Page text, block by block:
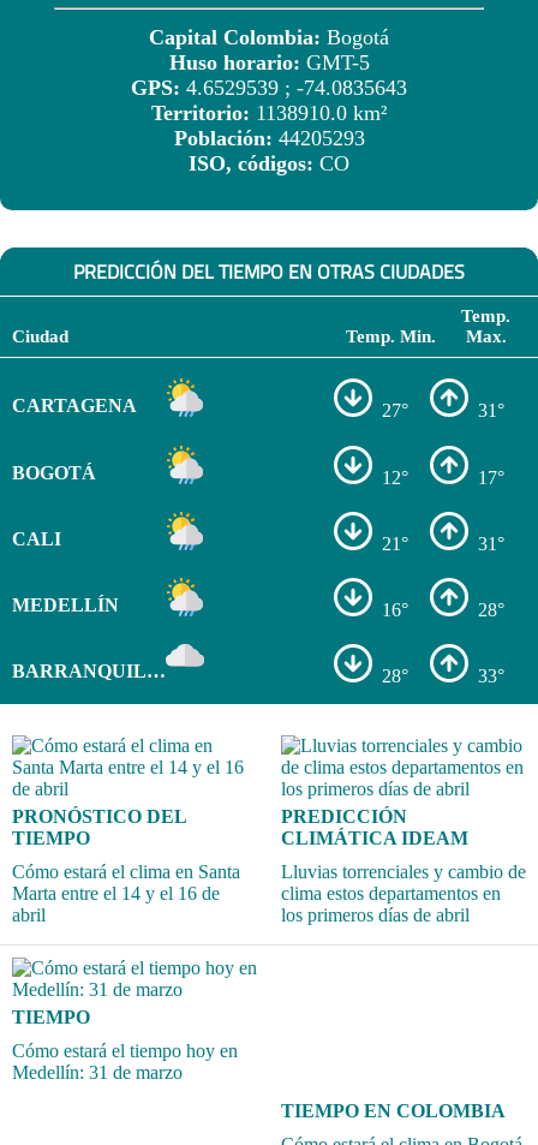
Capital Colombia: Bogotá
Huso horario: GMT-5
GPS: 4.6529539 ; -74.0835643
Territorio: 1138910.0 km²
Población: 44205293
ISO, códigos: CO
PREDICCIÓN DEL TIEMPO EN OTRAS CIUDADES
Ciudad Temp. Min.
Temp.
Max.
CARTAGENA 27° 31°
BOGOTÁ 12° 17°
CALI 21° 31°
MEDELLÍN 16° 28°
BARRANQUILLA 28° 33°
PRONÓSTICO DEL
TIEMPO
Cómo estará el clima en Santa
Marta entre el 14 y el 16 de
abril
PREDICCIÓN
CLIMÁTICA IDEAM
Lluvias torrenciales y cambio de
clima estos departamentos en
los primeros días de abril
TIEMPO
Cómo estará el tiempo hoy en
Medellín: 31 de marzo
TIEMPO EN COLOMBIA